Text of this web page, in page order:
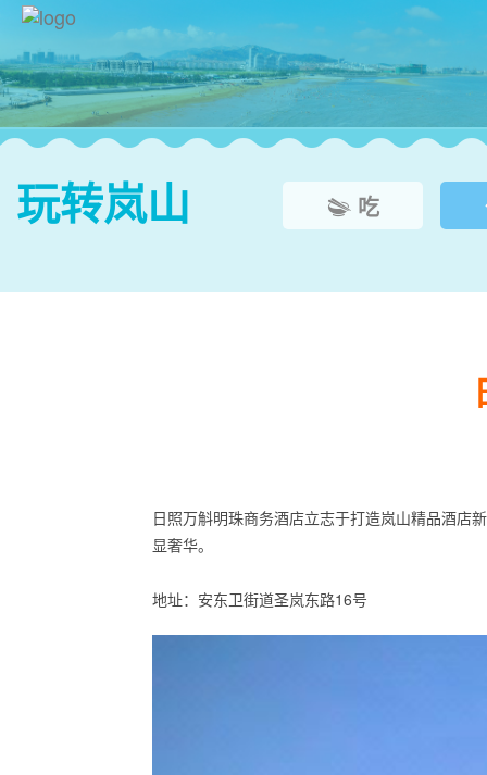
玩转岚山  吃
日照万斛明珠商务酒店立志于打造岚山精品酒店
显奢华。
地址：安东卫街道圣岚东路16号